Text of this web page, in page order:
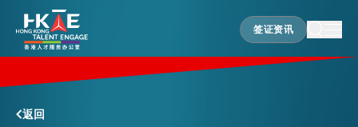
签证资讯
签证资讯
香港优势
返回